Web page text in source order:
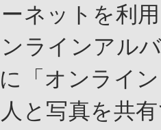
ネットを利
ラインアル
「オンライ
と写真を共